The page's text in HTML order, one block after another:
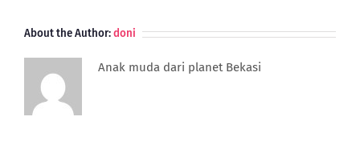
About the Author:doni
Anak muda dari planet Bekasi